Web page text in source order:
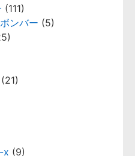
(111)
ンバー (5)
(21)
x (9)